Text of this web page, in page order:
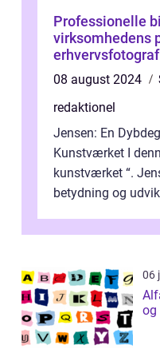
Professionelle
virksomhedens
erhvervsfotograf
08 august 2024
redaktionel
Jensen: En
Kunstværket I
kunstværket “.
betydning og
06
og